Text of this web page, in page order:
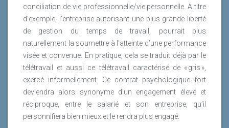
conciliation de vie professionnelle/vie personnelle. A titre
d’exemple, l’entreprise autorisant une plus grande liberté
de gestion du temps de travail, pourrait plus
naturellement la soumettre à l’atteinte d’une performance
visée et convenue. En pratique, cela se traduit déjà par le
télétravail et aussi ce télétravail caractérisé de « gris »,
exercé informellement. Ce contrat psychologique fort
deviendra alors synonyme d’un engagement élevé et
réciproque, entre le salarié et son entreprise, qu’il
personnifiera bien mieux et le rendra plus engagé.